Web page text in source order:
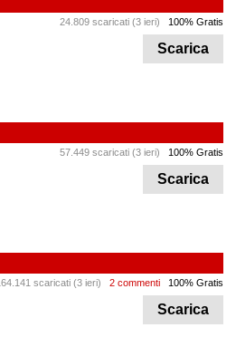
24.809 scaricati (3 ieri) 100% Gratis
Scarica
57.449 scaricati (3 ieri) 100% Gratis
Scarica
scaricati (3 ieri) 2 commenti 100% Gratis
Scarica